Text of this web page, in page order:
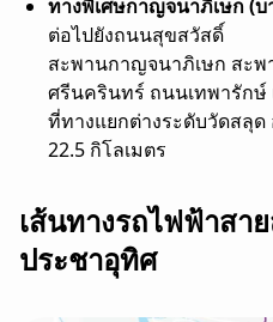
ทางพิเศษกาญจนาภิเษก (
ต่อไปยังถนนสุขสวัสดิ์
สะพานกาญจนาภิเษก สะ
ศรีนครินทร์ ถนนเทพารักษ์
ที่ทางแยกต่างระดับวัดสลุด
22.5 กิโลเมตร
เส้นทางรถไฟฟ้าสา
ประชาอุทิศ